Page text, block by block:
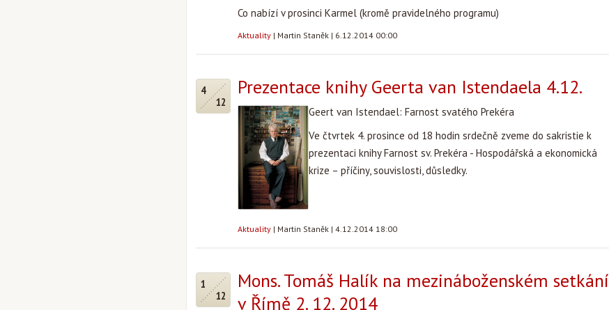
Co nabízí v prosinci Karmel (kromě pravidelného programu)
Aktuality | Martin Staněk | 6.12.2014 00:00
4
12
Prezentace knihy Geerta van Istendaela 4.12.
Geert van Istendael: Farnost svatého Prekéra
Ve čtvrtek 4. prosince od 18 hodin srdečně zveme do sakristie k
prezentaci knihy Farnost sv. Prekéra - Hospodářská a ekonomická
krize – příčiny, souvislosti, důsledky.
Aktuality | Martin Staněk | 4.12.2014 18:00
1
12
Mons. Tomáš Halík na mezináboženském setkání
v Římě 2. 12. 2014